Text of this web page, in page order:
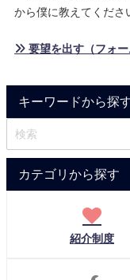
から僕に教えてくださ
» 要望を出す（フォー
キーワードから探
カテゴリから探す
紹介制度